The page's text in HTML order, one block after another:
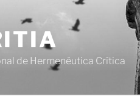
de Hermenéutica Crítica